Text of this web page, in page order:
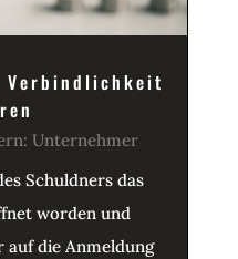
Verbindlichkeit
Unternehmer
Schuldners das
worden und
die Anmeldung